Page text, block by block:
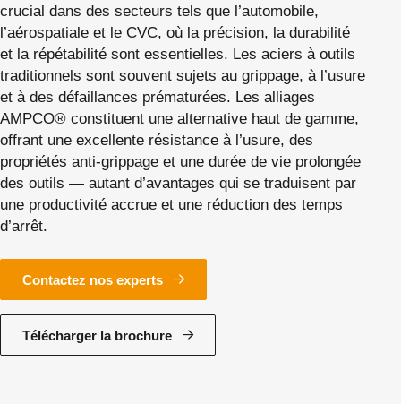
crucial dans des secteurs tels que l’automobile,
l’aérospatiale et le CVC, où la précision, la durabilité
et la répétabilité sont essentielles. Les aciers à outils
traditionnels sont souvent sujets au grippage, à l’usure
et à des défaillances prématurées. Les alliages
AMPCO® constituent une alternative haut de gamme,
offrant une excellente résistance à l’usure, des
propriétés anti-grippage et une durée de vie prolongée
des outils — autant d’avantages qui se traduisent par
une productivité accrue et une réduction des temps
d’arrêt.
Contactez nos experts
Télécharger la brochure